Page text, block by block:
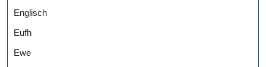
Englisch
Eufh
Ewe